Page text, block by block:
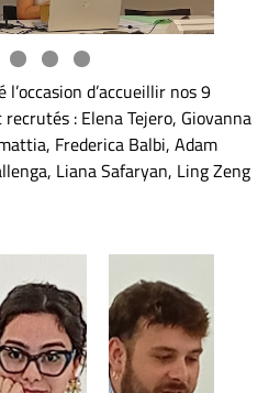
d’accueillir nos 9
: Elena Tejero, Giovanna
Frederica Balbi, Adam
Liana Safaryan, Ling Zeng